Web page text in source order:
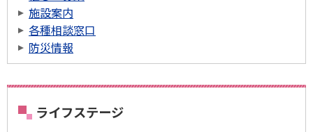
施設案内
各種相談窓口
防災情報
ライフステージ